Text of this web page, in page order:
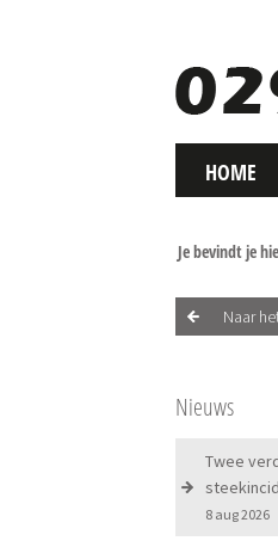
HOME
Je bevindt je
Naar
Nieuws
Twee
8 aug 2026